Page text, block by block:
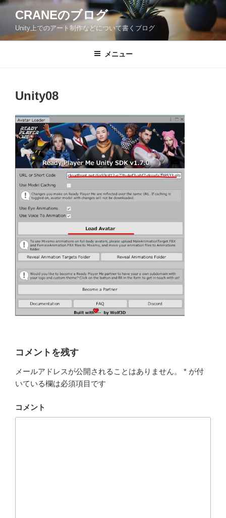
コ
ン
CRANEのブログ
Unity上でのアート制作などについて書くブログ
メニュー
Unity08
コメントを残す
メールアドレスが公開されることはありません。 * が付
いている欄は必須項目です
コメント